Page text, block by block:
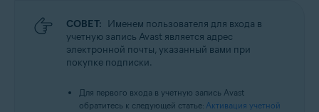
СОВЕТ: Именем пользователя для входа в
учетную запись Avast является адрес
электронной почты, указанный вами при
покупке подписки.
Для первого входа в учетную запись Avast
обратитесь к следующей статье: Активация учетной